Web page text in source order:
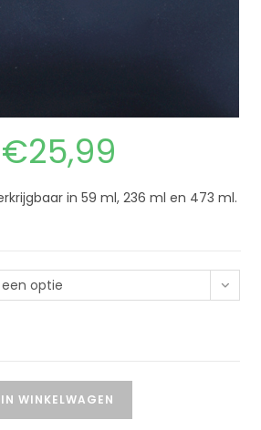
€25,99
in 59 ml, 236 ml en 473 ml.
een optie
IN WINKELWAGEN